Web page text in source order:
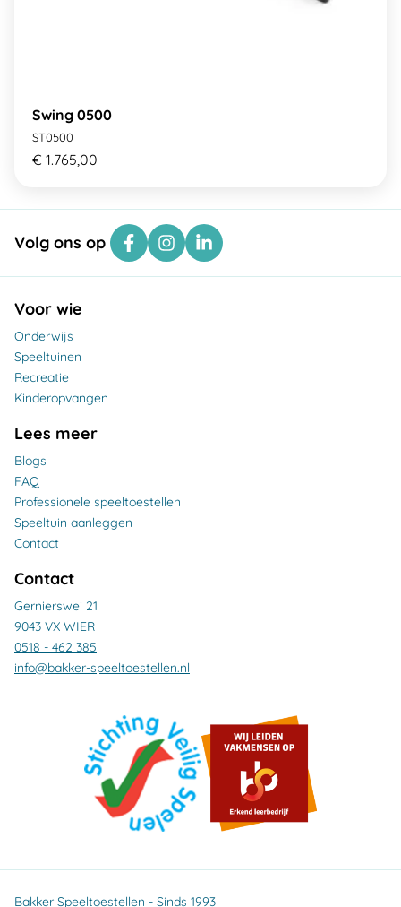
Swing 0500
ST0500
€ 1.765,00
Volg ons op
Voor wie
Onderwijs
Speeltuinen
Recreatie
Kinderopvangen
Lees meer
Blogs
FAQ
Professionele speeltoestellen
Speeltuin aanleggen
Contact
Contact
Gernierswei 21
9043 VX WIER
0518 - 462 385
info@bakker-speeltoestellen.nl
Bakker Speeltoestellen - Sinds 1993